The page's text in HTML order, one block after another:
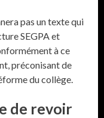
pas un texte qui
SEGPA et
à ce
préconisant de
du collège.
de revoir